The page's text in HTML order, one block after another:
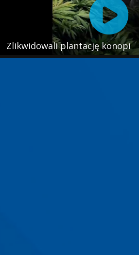
Zlikwidowali plantację konopi